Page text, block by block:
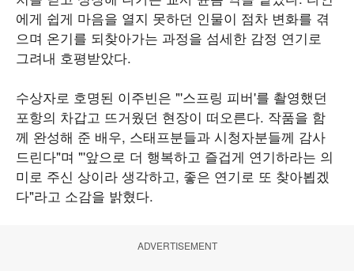
에게 쉽게 마음을 열지 못하던 인물이 점차 변화를 겪
으며 온기를 되찾아가는 과정을 섬세한 감정 연기로
그려내 호평받았다.
수상자로 호명된 이주빈은 "'스프링 피버'를 촬영했던
포항의 차갑고 뜨거웠던 현장이 떠오른다. 작품을 함
께 완성해 준 배우, 스태프분들과 시청자분들께 감사
드린다"며 "'앞으로 더 행복하고 즐겁게 연기하라는 의
미로 주신 상이라 생각하고, 좋은 연기로 또 찾아뵙겠
다"라고 소감을 밝혔다.
ADVERTISEMENT